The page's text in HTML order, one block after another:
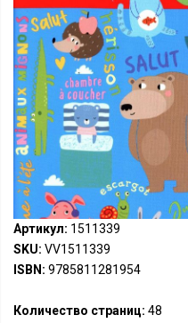
Артикул: 1511339
SKU: VV1511339
ISBN: 9785811281954
Количество страниц: 48